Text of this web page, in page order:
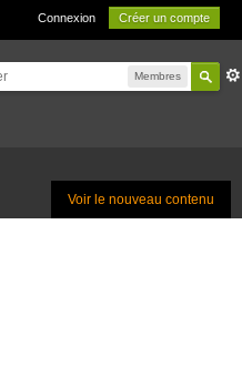
Connexion Créer un compte
Membres
Voir le nouveau contenu